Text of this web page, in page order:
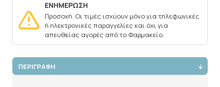
ΕΝΗΜΕΡΩΣΗ
Προσοχή. Οι τιμές ισχύουν μόνο για τηλεφωνικές
ή ηλεκτρονικές παραγγελίες και όχι για
απευθείας αγορές από το Φαρμακείο.
ΠΕΡΙΓΡΑΦΗ